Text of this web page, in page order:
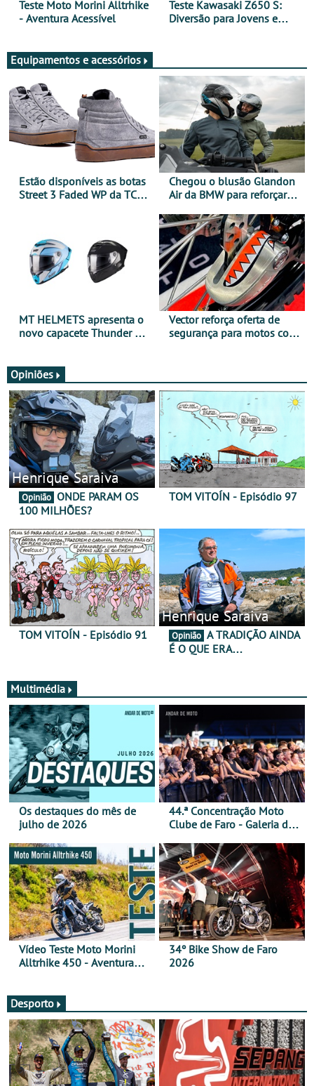
Teste Moto Morini Alltrhike
- Aventura Acessível
Teste Kawasaki Z650 S:
Diversão para Jovens e
Equipamentos e acessórios
Estão disponíveis as botas
Street 3 Faded WP da TCX
Chegou o blusão Glandon
Air da BMW para reforçar
verão
MT HELMETS apresenta o
novo capacete Thunder 4 R
Vector reforça oferta de
segurança para motos com
Opiniões
Henrique Saraiva
Opinião
100 MILHÕES?
TOM VITOÍN - Episódio 97
TOM VITOÍN - Episódio 91
Henrique Saraiva
Opinião
É O QUE ERA…
Multimédia
Os destaques do mês de
julho de 2026
44.ª Concentração Moto
Clube de Faro - Galeria de
Vídeo Teste Moto Morini
Alltrhike 450 - Aventura
34º Bike Show de Faro
2026
Desporto